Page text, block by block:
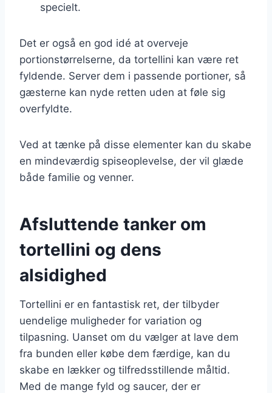
specielt.
Det er også en god idé at overveje
portionstørrelserne, da tortellini kan være ret
fyldende. Server dem i passende portioner, så
gæsterne kan nyde retten uden at føle sig
overfyldte.
Ved at tænke på disse elementer kan du skabe
en mindeværdig spiseoplevelse, der vil glæde
både familie og venner.
Afsluttende tanker om
tortellini og dens
alsidighed
Tortellini er en fantastisk ret, der tilbyder
uendelige muligheder for variation og
tilpasning. Uanset om du vælger at lave dem
fra bunden eller købe dem færdige, kan du
skabe en lækker og tilfredsstillende måltid.
Med de mange fyld og saucer, der er